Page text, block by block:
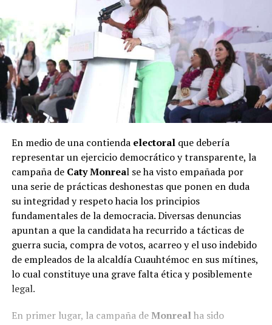
En medio de una contienda electoral que debería
representar un ejercicio democrático y transparente, la
campaña de Caty Monreal se ha visto empañada por
una serie de prácticas deshonestas que ponen en duda
su integridad y respeto hacia los principios
fundamentales de la democracia. Diversas denuncias
apuntan a que la candidata ha recurrido a tácticas de
guerra sucia, compra de votos, acarreo y el uso indebido
de empleados de la alcaldía Cuauhtémoc en sus mítines,
lo cual constituye una grave falta ética y posiblemente
legal.
En primer lugar, la campaña deMonrealha sido